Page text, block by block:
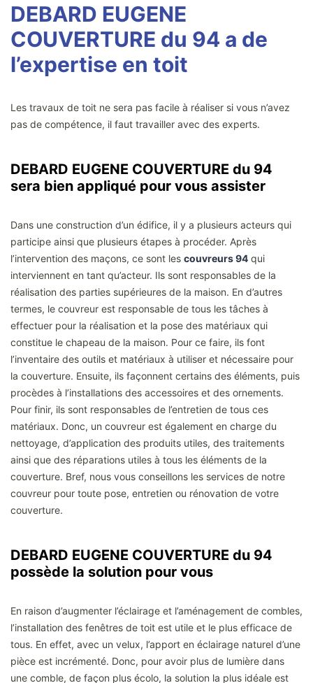
DEBARD EUGENE
COUVERTURE du 94 a de
l’expertise en toit
Les travaux de toit ne sera pas facile à réaliser si vous n’avez
pas de compétence, il faut travailler avec des experts.
DEBARD EUGENE COUVERTURE du 94
sera bien appliqué pour vous assister
Dans une construction d’un édifice, il y a plusieurs acteurs qui
participe ainsi que plusieurs étapes à procéder. Après
l’intervention des maçons, ce sont les couvreurs 94 qui
interviennent en tant qu’acteur. Ils sont responsables de la
réalisation des parties supérieures de la maison. En d’autres
termes, le couvreur est responsable de tous les tâches à
effectuer pour la réalisation et la pose des matériaux qui
constitue le chapeau de la maison. Pour ce faire, ils font
l’inventaire des outils et matériaux à utiliser et nécessaire pour
la couverture. Ensuite, ils façonnent certains des éléments, puis
procèdes à l’installations des accessoires et des ornements.
Pour finir, ils sont responsables de l’entretien de tous ces
matériaux. Donc, un couvreur est également en charge du
nettoyage, d’application des produits utiles, des traitements
ainsi que des réparations utiles à tous les éléments de la
couverture. Bref, nous vous conseillons les services de notre
couvreur pour toute pose, entretien ou rénovation de votre
couverture.
DEBARD EUGENE COUVERTURE du 94
possède la solution pour vous
En raison d’augmenter l’éclairage et l’aménagement de combles,
l’installation des fenêtres de toit est utile et le plus efficace de
tous. En effet, avec un velux, l’apport en éclairage naturel d’une
pièce est incrémenté. Donc, pour avoir plus de lumière dans
une comble, de façon plus écolo, la solution la plus idéale est